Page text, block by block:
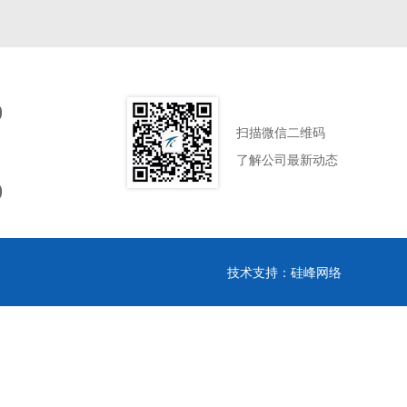
扫描微信二维码
了解公司最新动态
技术支持： 硅峰网络